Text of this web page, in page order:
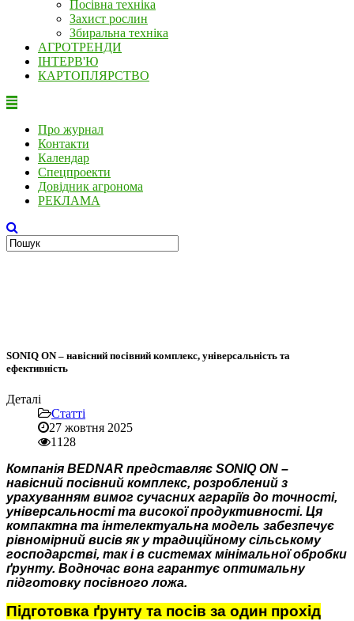
Посівна техніка
Захист рослин
Збиральна техніка
АГРОТРЕНДИ
ІНТЕРВ'Ю
КАРТОПЛЯРСТВО
Про журнал
Контакти
Календар
Спецпроекти
Довідник агронома
РЕКЛАМА
SONIQ ON – навісний посівний комплекс, універсальність та
ефективність
Деталі
Статті
27 жовтня 2025
1128
Компанія BEDNAR представляє SONIQ ON –
навісний посівний комплекс, розроблений з
урахуванням вимог сучасних аграріїв до точності,
універсальності та високої продуктивності. Ця
компактна та інтелектуальна модель забезпечує
рівномірний висів як у традиційному сільському
господарстві, так і в системах мінімальної обробки
ґрунту. Водночас вона гарантує оптимальну
підготовку посівного ложа.
Підготовка ґрунту та посів за один прохід